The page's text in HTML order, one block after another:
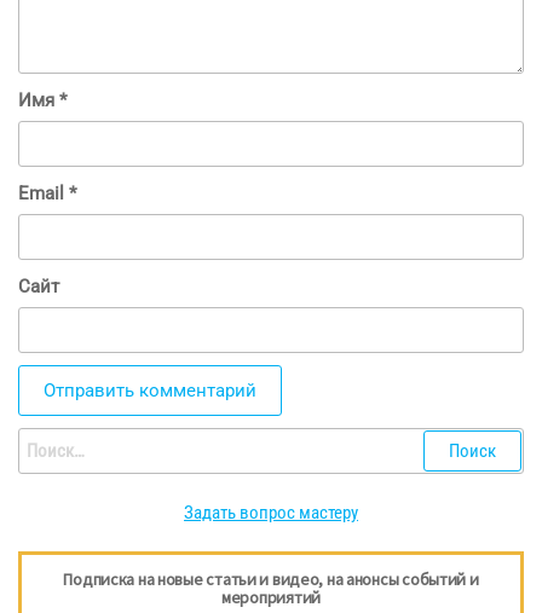
Имя *
Email *
Сайт
Найти:
Задать вопрос мастеру
Подписка на новые статьи и видео, на анонсы событий и
мероприятий